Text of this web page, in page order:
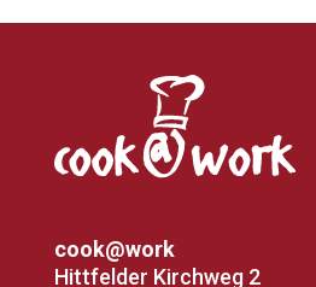
cook@work
Hittfelder Kirchweg 2